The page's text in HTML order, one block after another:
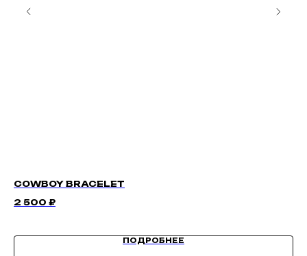
COWBOY BRACELET
2 500 ₽
ПОДРОБНЕЕ